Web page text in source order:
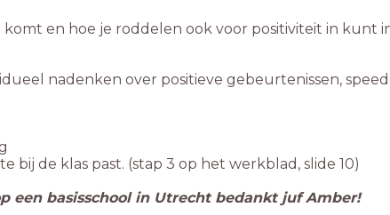
en hoe je roddelen ook voor positiviteit in kunt
nadenken over positieve gebeurtenissen,
de klas past. (stap 3 op het werkblad, slide 10)
een basisschool in Utrecht bedankt juf Amber!